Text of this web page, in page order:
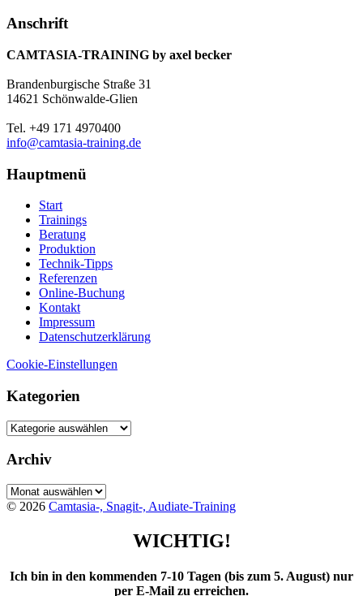
Anschrift
CAMTASIA-TRAINING by axel becker
Brandenburgische Straße 31
14621 Schönwalde-Glien
Tel. +49 171 4970400
info@camtasia-training.de
Hauptmenü
Start
Trainings
Beratung
Produktion
Technik-Tipps
Referenzen
Online-Buchung
Kontakt
Impressum
Datenschutzerklärung
Cookie-Einstellungen
Kategorien
Kategorien
Archiv
Archiv
© 2026 Camtasia-, Snagit-, Audiate-Training
WICHTIG!
Ich bin in den kommenden 7-10 Tagen (bis zum 5. August) nur
per E-Mail zu erreichen.